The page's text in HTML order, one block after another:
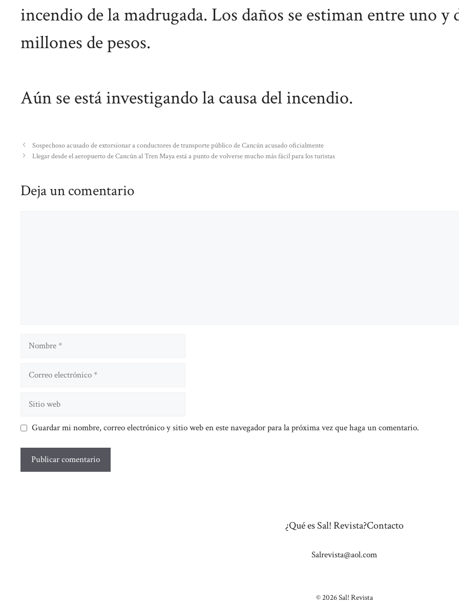
incendio de la madrugada. Los daños se estiman entre uno y
millones de pesos.
Aún se está investigando la causa del incendio.
Sospechoso acusado de extorsionar a conductores de transporte público de Cancún acusado oficialmente
Llegar desde el aeropuerto de Cancún al Tren Maya está a punto de volverse mucho más fácil para los turistas
Deja un comentario
Nombre
Guardar mi nombre, correo electrónico y sitio web en este navegador para la próxima vez que haga un comentario.
¿Qué es Sal! Revista?Contacto
Salrevista@aol.com
© 2026 Sal! Revista